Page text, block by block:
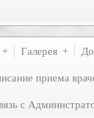
Галерея
приема
с